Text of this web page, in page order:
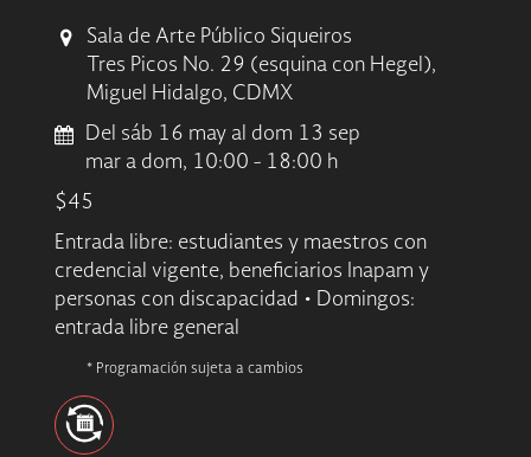
Sala de Arte Público Siqueiros
Tres Picos No. 29 (esquina con Hegel),
Miguel Hidalgo, CDMX
Del sáb 16 may al dom 13 sep
mar a dom, 10:00 - 18:00 h
$45
Entrada libre: estudiantes y maestros con
credencial vigente, beneficiarios Inapam y
personas con discapacidad • Domingos:
entrada libre general
* Programación sujeta a cambios